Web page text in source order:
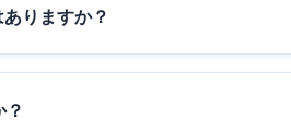
りますか？